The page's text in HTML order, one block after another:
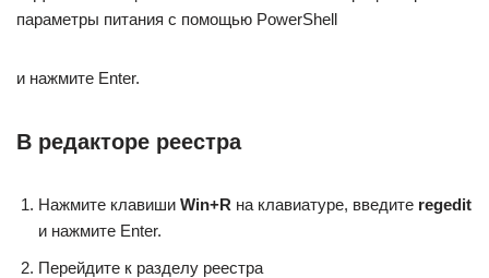
и нажмите Enter.
В редакторе реестра
Нажмите клавиши Win+R на клавиатуре, введите regedit
и нажмите Enter.
Перейдите к разделу реестра